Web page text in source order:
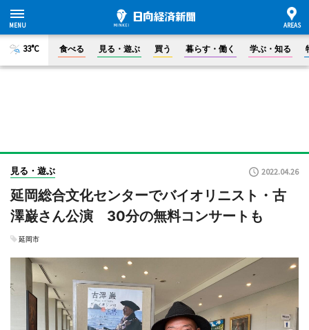
33°C 食べる 見る・遊ぶ 買う 暮らす・働く 学ぶ・知る
見る・遊ぶ 2022.04.26
延岡総合文化センターでバイオリニスト・古
澤巌さん公演 30分の無料コンサートも
延岡市